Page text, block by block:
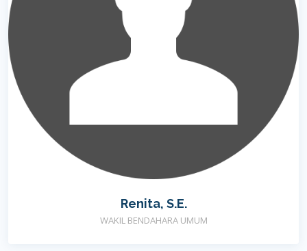
Renita, S.E.
WAKIL BENDAHARA UMUM